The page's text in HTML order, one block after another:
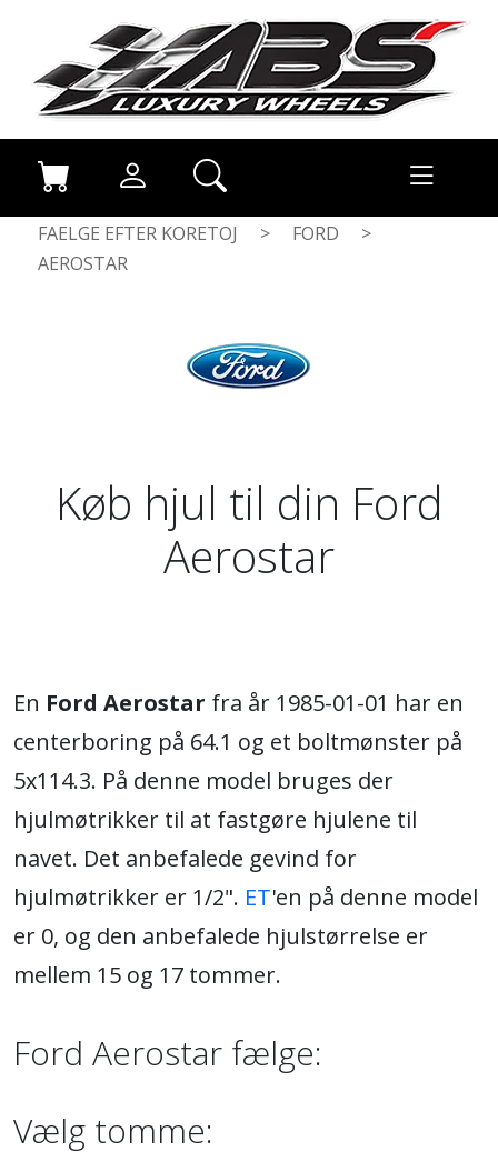
FAELGE EFTER KORETOJ > FORD
>
AEROSTAR
Køb hjul til din Ford
Aerostar
En Ford Aerostar fra år 1985-01-01 har en
centerboring på 64.1 og et boltmønster på
5x114.3. På denne model bruges der
hjulmøtrikker til at fastgøre hjulene til
navet. Det anbefalede gevind for
hjulmøtrikker er 1/2". ET'en på denne model
er 0, og den anbefalede hjulstørrelse er
mellem 15 og 17 tommer.
Ford Aerostar fælge:
Vælg tomme: